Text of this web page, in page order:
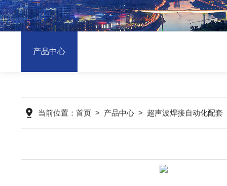
产品中心
当前位置： 首页> 产品中心> 超声波焊接自动化配套